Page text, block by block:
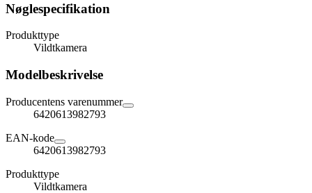
Nøglespecifikation
Produkttype
Vildtkamera
Modelbeskrivelse
Producentens varenummer
6420613982793
EAN-kode
6420613982793
Produkttype
Vildtkamera